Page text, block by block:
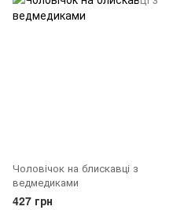
Чоловічок на блискавці з
ведмедиками
427 грн